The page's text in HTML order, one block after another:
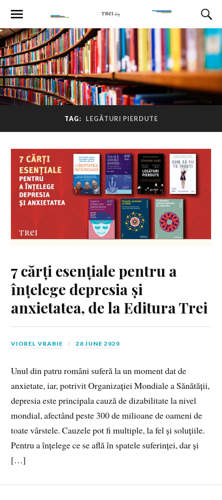
TAG: LEGĂTURI PIERDUTE
7 cărți esențiale pentru a
înțelege depresia și
anxietatea, de la Editura Trei
VIOREL VRABIE 28 JUNE 2020
Unul din patru români suferă la un moment dat de
anxietate, iar, potrivit Organizației Mondiale a Sănătății,
depresia este principala cauză de dizabilitate la nivel
mondial, afectând peste 300 de milioane de oameni de
toate vârstele. Cauzele pot fi multiple, la fel și soluțiile.
Pentru a înțelege ce se află în spatele suferinței, dar și
[…]